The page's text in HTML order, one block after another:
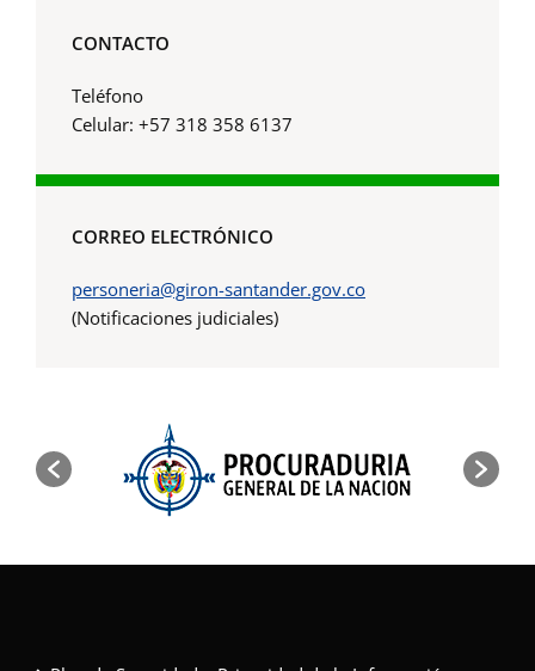
CONTACTO
Teléfono
Celular: +57 318 358 6137
CORREO ELECTRÓNICO
personeria@giron-santander.gov.co
(Notificaciones judiciales)